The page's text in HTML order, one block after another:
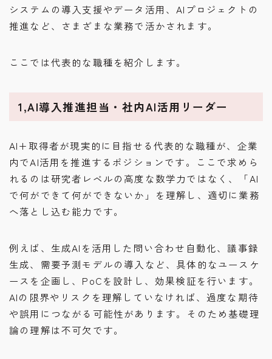
システムの導入支援やデータ活用、AIプロジェクトの
推進など、さまざまな業務で活かされます。
ここでは代表的な職種を紹介します。
1,AI導入推進担当・社内AI活用リーダー
AI+取得者が現実的に目指せる代表的な職種が、企業
内でAI活用を推進するポジションです。ここで求めら
れるのは研究者レベルの高度な数学力ではなく、「AI
で何ができて何ができないか」を理解し、適切に業務
へ落とし込む能力です。
例えば、生成AIを活用した問い合わせ自動化、議事録
生成、需要予測モデルの導入など、具体的なユースケ
ースを企画し、PoCを設計し、効果検証を行います。
AIの限界やリスクを理解していなければ、過度な期待
や誤用につながる可能性があります。そのため基礎理
論の理解は不可欠です。